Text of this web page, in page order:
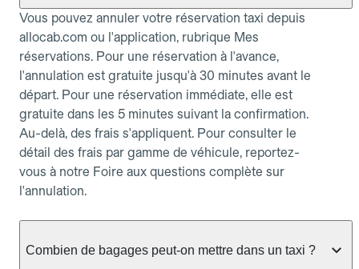
Vous pouvez annuler votre réservation taxi depuis
allocab.com ou l'application, rubrique Mes
réservations. Pour une réservation à l'avance,
l'annulation est gratuite jusqu'à 30 minutes avant le
départ. Pour une réservation immédiate, elle est
gratuite dans les 5 minutes suivant la confirmation.
Au-delà, des frais s'appliquent. Pour consulter le
détail des frais par gamme de véhicule, reportez-
vous à notre Foire aux questions complète sur
l'annulation.
Combien de bagages peut-on mettre dans un taxi ?